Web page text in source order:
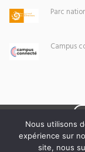
Parc
Campus
Mentions
Nous utilisons
expérience sur
site, nous